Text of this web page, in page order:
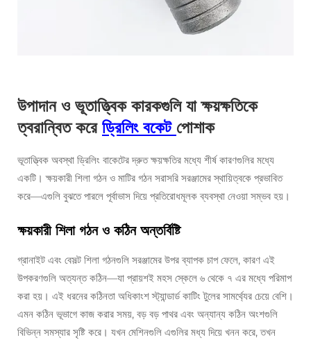
উপাদান ও ভূতাত্ত্বিক কারকগুলি যা ক্ষয়ক্ষতিকে
ত্বরান্বিত করে ড্রিলিং বকেট পোশাক
ভূতাত্ত্বিক অবস্থা ড্রিলিং বাকেটের দ্রুত ক্ষয়ক্ষতির মধ্যে শীর্ষ কারণগুলির মধ্যে
একটি। ক্ষয়কারী শিলা গঠন ও মাটির গঠন সরাসরি সরঞ্জামের স্থায়িত্বকে প্রভাবিত
করে—এগুলি বুঝতে পারলে পূর্বাভাস দিয়ে প্রতিরোধমূলক ব্যবস্থা নেওয়া সম্ভব হয়।
ক্ষয়কারী শিলা গঠন ও কঠিন অন্তর্বিষ্টি
গ্রানাইট এবং বেসল্ট শিলা গঠনগুলি সরঞ্জামের উপর ব্যাপক চাপ ফেলে, কারণ এই
উপকরণগুলি অত্যন্ত কঠিন—যা প্রায়শই মহস স্কেলে ৬ থেকে ৭ এর মধ্যে পরিমাপ
করা হয়। এই ধরনের কঠিনতা অধিকাংশ স্ট্যান্ডার্ড কাটিং টুলের সামর্থ্যের চেয়ে বেশি।
এমন কঠিন ভূভাগে কাজ করার সময়, বড় বড় পাথর এবং অন্যান্য কঠিন অংশগুলি
বিভিন্ন সমস্যার সৃষ্টি করে। যখন মেশিনগুলি এগুলির মধ্য দিয়ে খনন করে, তখন